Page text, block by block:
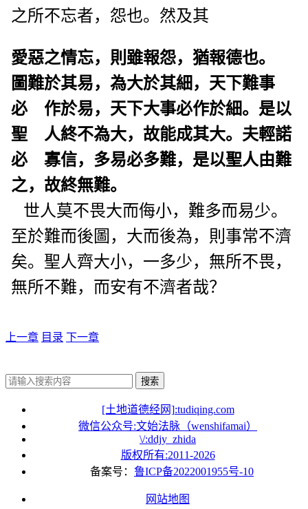
之所不忘者，怨也。然及其
愛惡之情忘，則雖報怨，猶報德也。
圖難於其易，為大於其細，天下難事
必 作於易，天下大事必作於細。是以
聖 人終不為大，故能成其大。夫輕諾
必 寡信，多易必多難，是以聖人由難
之，故終無難。
世人莫不畏大而侮小，難多而易少。
至於難而後圖，大而後為，則事常不濟
矣。聖人齊大小，一多少，無所不畏，
無所不難，而安有不濟者哉？
上一章 目录 下一章
搜索
[土地道德经网]:tudiqing.com
微信公众号:文始法脉（wenshifamai）
\/:ddjy_zhida
版权所有:2011-2026
备案号： 鲁ICP备2022001955号-10
网站地图